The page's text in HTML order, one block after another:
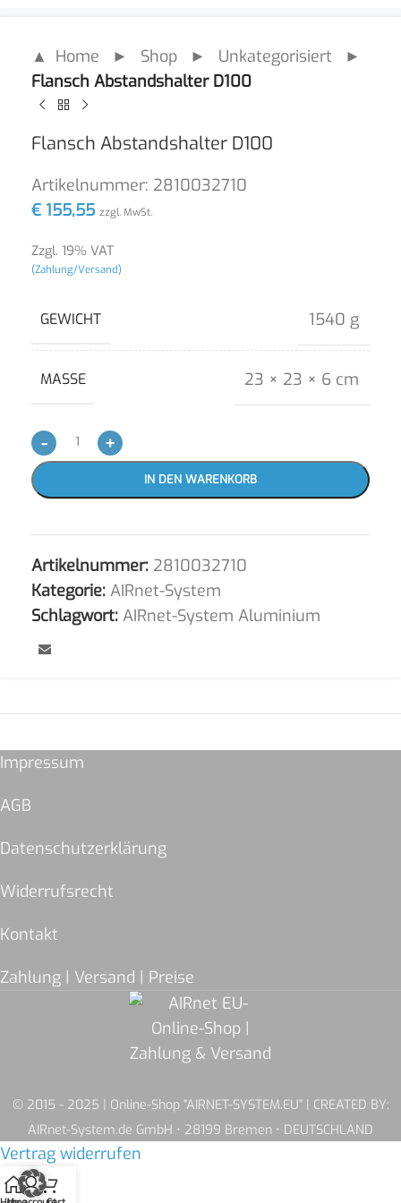
▲ Home ► Shop ► Unkategorisiert ►
Flansch Abstandshalter D100
Flansch Abstandshalter D100
Artikelnummer: 2810032710
€ 155,55 zzgl. MwSt.
Zzgl. 19% VAT
(Zahlung/Versand)
GEWICHT 1540 g
MASSE 23 × 23 × 6 cm
- +
IN DEN WARENKORB
Artikelnummer: 2810032710
Kategorie: AIRnet-System
Schlagwort: AIRnet-System Aluminium
Impressum
AGB
Datenschutzerklärung
Widerrufsrecht
Kontakt
Zahlung | Versand | Preise
© 2015 - 2025 | Online-Shop "AIRNET-SYSTEM.EU" | CREATED BY:
AIRnet-System.de GmbH • 28199 Bremen • DEUTSCHLAND
Vertrag widerrufen